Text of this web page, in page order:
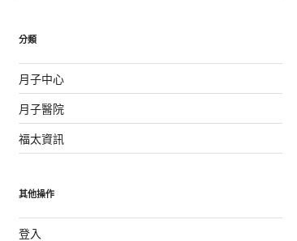
分類
月子中心
月子醫院
福太資訊
其他操作
登入